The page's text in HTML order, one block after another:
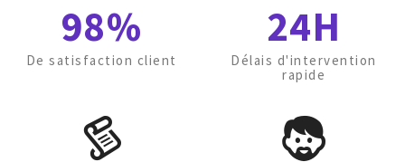
98%
De satisfaction client
24H
Délais d'intervention
rapide